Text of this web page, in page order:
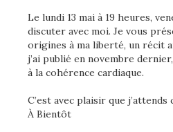
Le lundi 13 mai à 19 heures,
discuter avec moi. Je vous
origines à ma liberté, un récit
j’ai publié en novembre
à la cohérence cardiaque.
C’est avec plaisir que j’attends
À Bientôt